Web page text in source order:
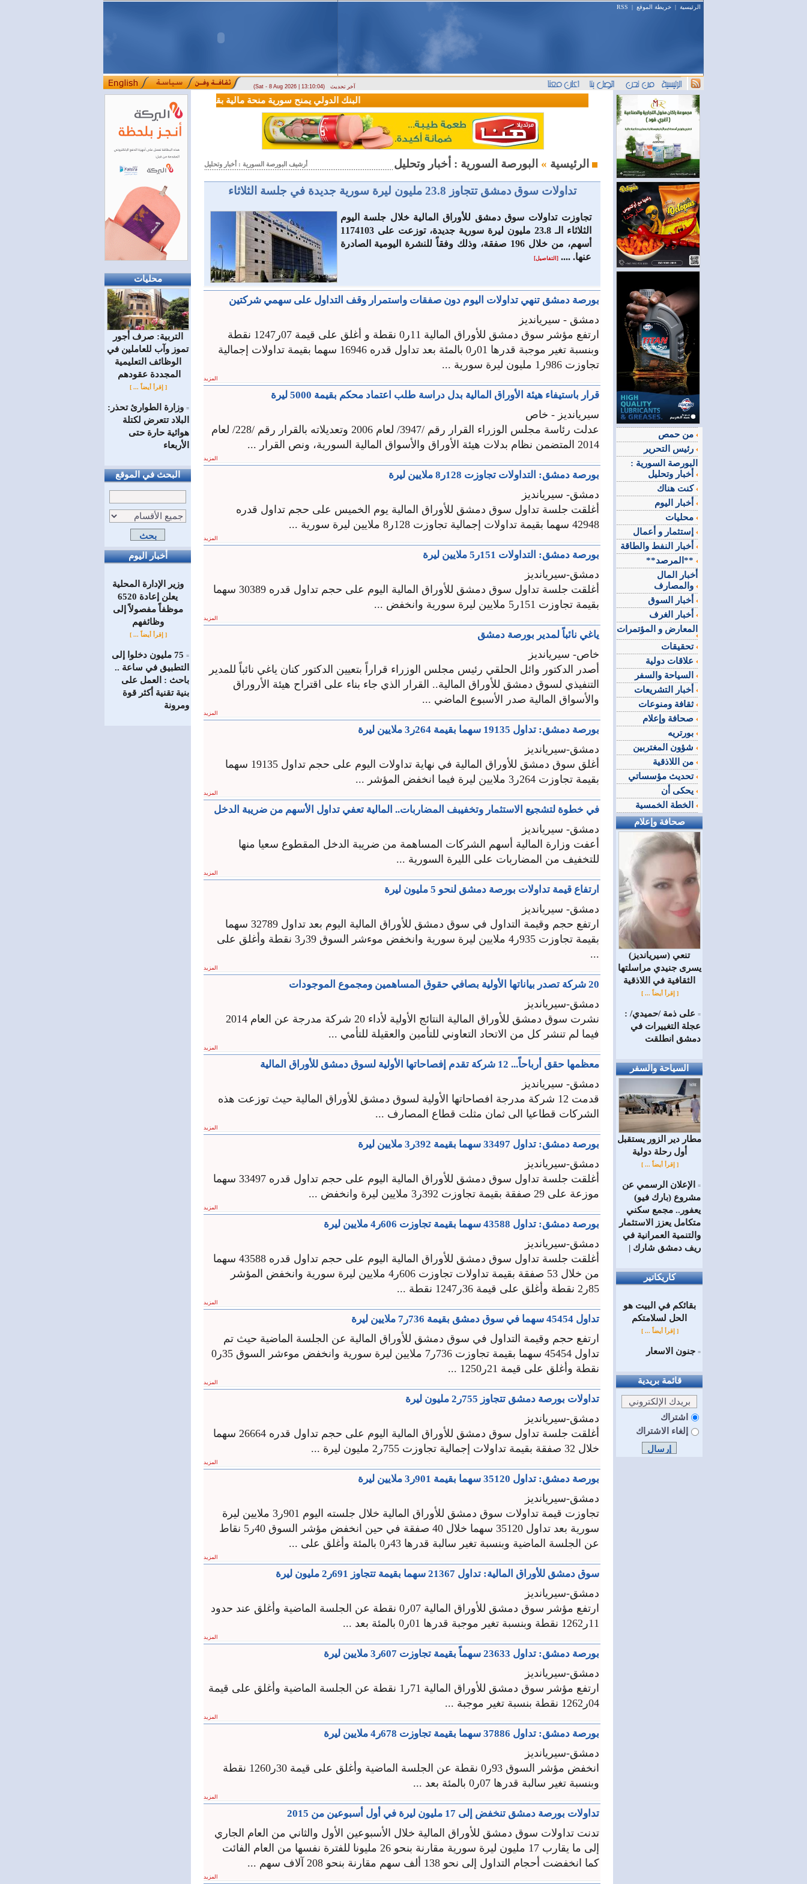
الرئيسية | خريطة الموقع |
RSS
(Sat - 8 Aug 2026 | 13:10:04) آخر تحديث
محليات
التربية: صرف أجور
تموز وآب للعاملين في
الوظائف ‏التعليمية
المجددة عقودهم ‏
[ إقرأ أيضاً ... ]
= وزارة الطوارئ تحذر:
البلاد تتعرض لكتلة
هوائية حارة حتى
الأربعاء
البحث في الموقع
أخبار اليوم
وزير الإدارة المحلية
يعلن إعادة 6520
موظفاً مفصولاً إلى
‏وظائفهم
[ إقرأ أيضاً ... ]
=
75 مليون دخلوا إلى
التطبيق في ساعة ..
باحث : العمل على
بنية تقنية أكثر قوة
ومرونة
البنك الدولي يمنح سورية منحة مالية بقيمة 100 مليون دولار لدعم إصلاحات القطاع المالي
أرشيف البورصة السورية : أخبار وتحليل الرئيسية »
‏تداولات سوق دمشق تتجاوز 23.8 مليون ليرة سورية جديدة في جلسة الثلاثاء
تجاوزت تداولات سوق دمشق للأوراق المالية خلال جلسة اليوم
الثلاثاء الـ 23.8 مليون ليرة سورية جديدة، توزعت على 1174103
أسهم، من خلال 196 صفقة، وذلك وفقاً للنشرة اليومية الصادرة
عنها. ....[التفاصيل]
بورصة دمشق تنهي تداولات اليوم دون صفقات واستمرار وقف التداول على سهمي شركتين
دمشق - سيريانديز
ارتفع مؤشر سوق دمشق للأوراق المالية 11ر0 نقطة و أغلق على قيمة 07ر1247 نقطة
وبنسبة تغير موجبة قدرها 01ر0 بالمئة بعد تداول قدره 16946 سهما بقيمة تداولات إجمالية
تجاوزت 986ر1 مليون ليرة سورية ...
المزيد
قرار باستيفاء هيئة الأوراق المالية بدل دراسة طلب اعتماد محكم بقيمة 5000 ليرة
سيريانديز - خاص
عدلت رئاسة مجلس الوزراء القرار رقم /3947/ لعام 2006 وتعديلاته بالقرار رقم /228/ لعام
2014 المتضمن نظام بدلات هيئة الأوراق والأسواق المالية السورية، ونص القرار ...
المزيد
بورصة دمشق: التداولات تجاوزت 128ر8 ملايين ليرة
دمشق- سيريانديز
أغلقت جلسة تداول سوق دمشق للأوراق المالية يوم الخميس على حجم تداول قدره
42948 سهما بقيمة تداولات إجمالية تجاوزت 128ر8 ملايين ليرة سورية ...
المزيد
بورصة دمشق: التداولات 151ر5 ملايين ليرة
دمشق-سيريانديز
أغلقت جلسة تداول سوق دمشق للأوراق المالية اليوم على حجم تداول قدره 30389 سهما
بقيمة تجاوزت 151ر5 ملايين ليرة سورية وانخفض ...
المزيد
ياغي نائباً لمدير بورصة دمشق
خاص- سيريانديز
أصدر الدكتور وائل الحلقي رئيس مجلس الوزراء قراراً بتعيين الدكتور كنان ياغي نائباً للمدير
التنفيذي لسوق دمشق للأوراق المالية.. القرار الذي جاء بناء على اقتراح هيئة الأروراق
والأسواق المالية صدر الأسبوع الماضي ...
المزيد
بورصة دمشق: تداول 19135 سهما بقيمة 264ر3 ملايين ليرة
دمشق-سيريانديز
أغلق سوق دمشق للأوراق المالية في نهاية تداولات اليوم على حجم تداول 19135 سهما
بقيمة تجاوزت 264ر3 ملايين ليرة فيما انخفض المؤشر ...
المزيد
في خطوة لتشجيع الاستثمار وتخفيبف المضاربات.. المالية تعفي تداول الأسهم من ضريبة الدخل
دمشق- سيريانديز
أعفت وزارة المالية أسهم الشركات المساهمة من ضريبة الدخل المقطوع سعيا منها
للتخفيف من المضاربات على الليرة السورية ...
المزيد
ارتفاع قيمة تداولات بورصة دمشق لنحو 5 مليون ليرة
دمشق- سيريانديز
ارتفع حجم وقيمة التداول في سوق دمشق للأوراق المالية اليوم بعد تداول 32789 سهما
بقيمة تجاوزت 935ر4 ملايين ليرة سورية وانخفض موءشر السوق 39ر3 نقطة وأغلق على
...
المزيد
20 شركة تصدر بياناتها الأولية بصافي حقوق المساهمين ومجموع الموجودات
دمشق-سيريانديز
نشرت سوق دمشق للأوراق المالية النتائج الأولية لأداء 20 شركة مدرجة عن العام 2014
فيما لم تنشر كل من الاتحاد التعاوني للتأمين والعقيلة للتأمي ...
المزيد
معظمها حقق أرباحاً... 12 شركة تقدم إفصاحاتها الأولية لسوق دمشق للأوراق المالية
دمشق- سيريانديز
قدمت 12 شركة مدرجة افصاحاتها الأولية لسوق دمشق للأوراق المالية حيث توزعت هذه
الشركات قطاعيا الى ثمان مثلت قطاع المصارف ...
المزيد
بورصة دمشق: تداول 33497 سهما بقيمة 392ر3 ملايين ليرة
دمشق-سيريانديز
أغلقت جلسة تداول سوق دمشق للأوراق المالية اليوم على حجم تداول قدره 33497 سهما
موزعة على 29 صفقة بقيمة تجاوزت 392ر3 ملايين ليرة وانخفض ...
المزيد
بورصة دمشق: تداول 43588 سهما بقيمة تجاوزت 606ر4 ملايين ليرة
دمشق-سيريانديز
أغلقت جلسة تداول سوق دمشق للأوراق المالية اليوم على حجم تداول قدره 43588 سهما
من خلال 53 صفقة بقيمة تداولات تجاوزت 606ر4 ملايين ليرة سورية وانخفض المؤشر
85ر2 نقطة وأغلق على قيمة 36ر1247 نقطة ...
المزيد
تداول 45454 سهما في سوق دمشق بقيمة 736ر7 ملايين ليرة
ارتفع حجم وقيمة التداول في سوق دمشق للأوراق المالية عن الجلسة الماضية حيث تم
تداول 45454 سهما بقيمة تجاوزت 736ر7 ملايين ليرة سورية وانخفض موءشر السوق 35ر0
نقطة وأغلق على قيمة 21ر1250 ...
المزيد
تداولات بورصة دمشق تتجاوز 755ر2 مليون ليرة
دمشق-سيريانديز
أغلقت جلسة تداول سوق دمشق للأوراق المالية اليوم على حجم تداول قدره 26664 سهما
خلال 32 صفقة بقيمة تداولات إجمالية تجاوزت 755ر2 مليون ليرة ...
المزيد
بورصة دمشق: تداول 35120 سهما بقيمة 901ر3 ملايين ليرة
دمشق-سيريانديز
تجاوزت قيمة تداولات سوق دمشق للأوراق المالية خلال جلسته اليوم 901ر3 ملايين ليرة
سورية بعد تداول 35120 سهما خلال 40 صفقة في حين انخفض مؤشر السوق 40ر5 نقاط
عن الجلسة الماضية وبنسبة تغير سالبة قدرها 43ر0 بالمئة وأغلق على ...
المزيد
سوق دمشق للأوراق المالية: تداول 21367 سهما بقيمة تتجاوز 691ر2 مليون ليرة
دمشق-سيريانديز
ارتفع مؤشر سوق دمشق للأوراق المالية 07ر0 نقطة عن الجلسة الماضية وأغلق عند حدود
11ر1262 نقطة وبنسبة تغير موجبة قدرها 01ر0 بالمئة بعد ...
المزيد
بورصة دمشق: تداول 23633 سهماً بقيمة تجاوزت 607ر3 ملايين ليرة
دمشق-سيريانديز
ارتفع مؤشر سوق دمشق للأوراق المالية 71ر1 نقطة عن الجلسة الماضية وأغلق على قيمة
04ر1262 نقطة بنسبة تغير موجبة ...
المزيد
بورصة دمشق: تداول 37886 سهما بقيمة تجاوزت 678ر4 ملايين ليرة
دمشق-سيريانديز
انخفض مؤشر السوق 93ر0 نقطة عن الجلسة الماضية وأغلق على قيمة 30ر1260 نقطة
وبنسبة تغير سالبة قدرها 07ر0 بالمئة بعد ...
المزيد
تداولات بورصة دمشق تنخفض إلى 17 مليون ليرة في أول أسبوعين من 2015
تدنت تداولات سوق دمشق للأوراق المالية خلال الأسبوعين الأول والثاني من العام الجاري
إلى ما يقارب 17 مليون ليرة سورية مقارنة بنحو 26 مليونا للفترة نفسها من العام الفائت
كما انخفضت أحجام التداول إلى نحو 138 ألف سهم مقارنة بنحو 208 آلاف سهم ...
المزيد
البورصة السورية :
كنت هناك
**المرصد**
أخبار المال
المعارض و المؤتمرات
تحقيقات
ثقافة ومنوعات
تحديث مؤسساتي
صحافة وإعلام
(سيريانديز) تنعي
يسرى جنيدي مراسلتها
الثقافية في اللاذقية
[ إقرأ أيضاً ... ]
= على ذمة /حميدي/ :
عجلة التغييرات في
دمشق انطلقت
السياحة والسفر
مطار دير الزور يستقبل
أول رحلة دولية
[ إقرأ أيضاً ... ]
=
الإعلان الرسمي عن
مشروع (بارك فيو)
يعفور.. مجمع سكني
متكامل يعزز الاستثمار
والتنمية العمرانية في
ريف دمشق شارك |
كاريكاتير
بقائكم في البيت هو
الحل لسلامتكم
[ إقرأ أيضاً ... ]
= جنون الاسعار
قائمة بريدية
اشتراك
إلغاء الاشتراك